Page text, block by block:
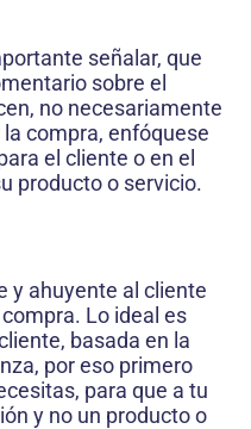
señalar, que
sobre el
no necesariamente
compra, enfóquese
el cliente o en el
producto o servicio.
y ahuyente al cliente
Lo ideal es
basada en la
por eso primero
para que a tu
y no un producto o